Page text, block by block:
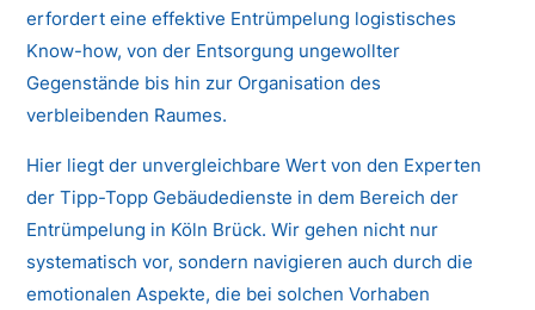
erfordert eine effektive Entrümpelung logistisches
Know-how, von der Entsorgung ungewollter
Gegenstände bis hin zur Organisation des
verbleibenden Raumes.
Hier liegt der unvergleichbare Wert von den Experten
der Tipp-Topp Gebäudedienste in dem Bereich der
Entrümpelung in Köln Brück. Wir gehen nicht nur
systematisch vor, sondern navigieren auch durch die
emotionalen Aspekte, die bei solchen Vorhaben